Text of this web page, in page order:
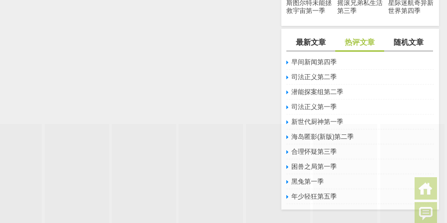
斯图尔特未能拯
救宇宙第一季
摇滚兄弟私生活
第三季
星际迷航奇异新
世界第四季
最新文章 热评文章 随机文章
早间新闻第四季
司法正义第二季
潜能探案组第二季
司法正义第一季
新世代厨神第一季
海岛匿影(新版)第二季
合理怀疑第三季
困兽之局第一季
黑兔第一季
年少轻狂第五季